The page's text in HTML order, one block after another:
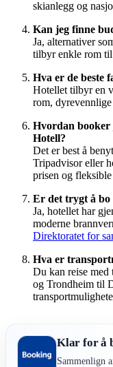
skianlegg og
Kan jeg finne
Ja, alternativer
tilbyr enkle rom til
Hva er de beste
Hotellet tilbyr en
rom,
Hvordan booker
Hotell?
Det er best å
Tripadvisor eller
prisen og
Er det trygt å bo
Ja, hotellet har
moderne
Direktoratet for
Hva er
Du kan reise med
og Trondheim til
Klar for å
Sammenlign